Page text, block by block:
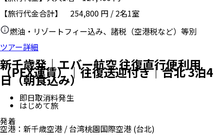
【旅行代金合計】 254,800 円 / 2名1室
燃油・リゾートフィー込み、諸税（空港税など）等別
ツアー詳細
新千歳発｜エバー航空 往復直行便利用
（PEX運賃）｜往復送迎付き｜台北 3泊4
日（朝食込み）
即日取消料発生
はじめて旅
発着
空港 ： 新千歳空港 /台湾桃園国際空港 (台北)